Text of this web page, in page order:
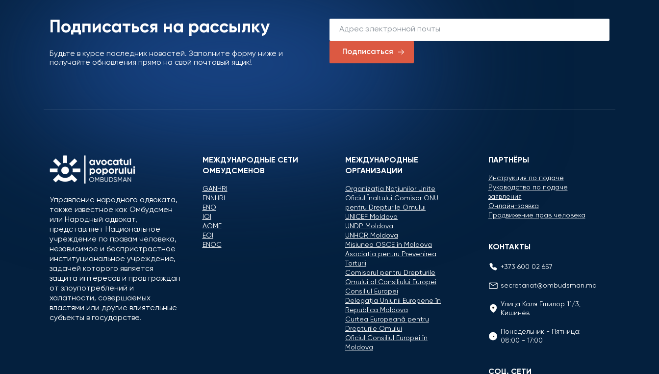
Подписаться на рассылку
Будьте в курсе последних новостей. Заполните форму ниже и
получайте обновления прямо на свой почтовый ящик!
Подписаться
Управление народного адвоката,
также известное как Омбудсмен
или Народный адвокат,
представляет Национальное
учреждение по правам человека,
независимое и беспристрастное
институциональное учреждение,
задачей которого является
защита интересов и прав граждан
от злоупотреблений и
халатности, совершаемых
властями или другие влиятельные
субъекты в государстве.
МЕЖДУНАРОДНЫЕ СЕТИ
ОМБУДСМЕНОВ
GANHRI
ENNHRI
ENO
IOI
AOMF
EOI
ENOC
МЕЖДУНАРОДНЫЕ
ОРГАНИЗАЦИИ
Organizaţia Naţiunilor Unite
Oficiul Înaltului Comisar ONU
pentru Drepturile Omului
UNICEF Moldova
UNDP Moldova
UNHCR Moldova
Misiunea OSCE în Moldova
Asociaţia pentru Prevenirea
Torturii
Comisarul pentru Drepturile
Omului al Consiliului Europei
Consiliul Europei
Delegaţia Uniunii Europene în
Republica Moldova
Curtea Europeană pentru
Drepturile Omului
Oficiul Consiliul Europei în
Moldova
ПАРТНЁРЫ
Инструкция по подаче
Руководство по подаче
заявления
Онлайн-заявка
Продвижение прав человека
КОНТАКТЫ
+373 600 02 657
secretariat@ombudsman.md
Улица Каля Ешилор 11/3,
Кишинёв
Понедельник - Пятница:
08:00 - 17:00
СОЦ. СЕТИ